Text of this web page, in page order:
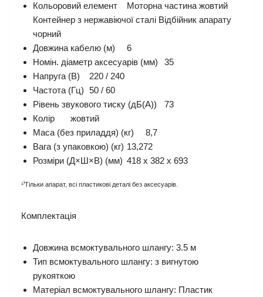
Кольоровий елемент
Моторна частина жовтий
Контейнер з нержавіючої сталі Відбійник апарату
чорний
Довжина кабелю (м)
6
Номін. діаметр аксесуарів (мм)
35
Напруга (В)
220 / 240
Частота (Гц) 50 / 60
Рівень звукового тиску (дБ(А))
73
Колір
жовтий
Маса (без приладдя) (кг)
8,7
Вага (з упаковкою) (кг) 13,272
Розміри (Д×Ш×В) (мм) 418 x 382 x 693
¹⁾Тільки апарат, всі пластикові деталі без аксесуарів.
Комплектація
Довжина всмоктувального шлангу: 3.5 м
Тип всмоктувального шлангу: з вигнутою
рукояткою
Матеріал всмоктувального шлангу: Пластик